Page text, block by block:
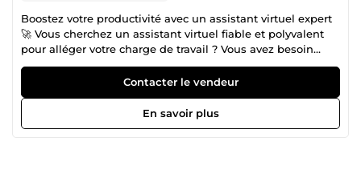
Boostez votre productivité avec un assistant virtuel expert
🚀 Vous cherchez un assistant virtuel fiable et polyvalent
pour alléger votre charge de travail ? Vous avez besoin
d'un rédacteur web SEO pour améliorer votre visibilité en
ligne ? Je suis là pour vous aider ! 🎯 Mes services : ✅
Assistance administrative : gestion des e-mails, saisie de
données, planification, transcription... ✅ Rédaction web
&amp; SEO : contenus optimisés, articles de blog, fiches
Contacter le vendeur
En savoir plus